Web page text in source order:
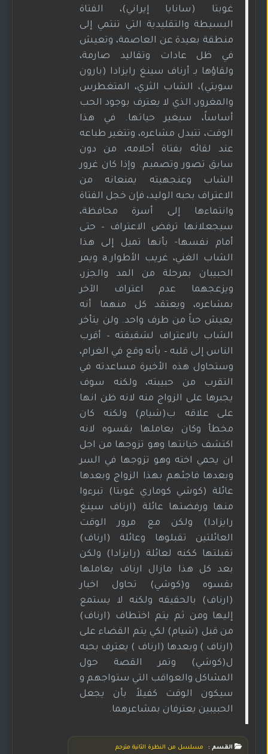
غوبتا (سانايا إيراني)، الفتاة
البسيطة والتقليدية التي تنتمي إلى
منطقة بعيدة عن العاصمة، وتعيش
في ظل عادات وتقاليد صارمة،
ولقاؤها بـ أرناف سينغ رايزادا (بارون
سوبتي)، الشاب الثري، المتغطرس
والمغرور، الذي لا يعترف بوجود الحب
أساساً، سيغير حياتها. في هذا
الوقت، تتبدل مشاعره، وتتغير طباعه
عند لقائه بفتاة أحلامه، من دون
سابق تصور وتصميم. وإذا كان غرور
الشاب وعنجهيته يمنعانه من
الاعتراف بحبه الوليد، فإن خجل الفتاة
وانتماءها إلى أسرة محافظة،
سيجعلانها ترفض الاعتراف – حتى
أمام نفسها- بأنها تميل إلى هذا
الشاب الغني، غريب الأطوار.a ويمر
الحبيبان بمرحلة من المد والجزر،
ويزعجهما عدم اعتراف الآخر
بمشاعره، ويعتقد كل منهما أنه
يعيش حباً من طرف واحد. ولن يتأخر
الشاب بالاعتراف لشقيقته – أقرب
الناس إلى قلبه – بأنه وقع في الغرام،
وستحاول هذه الأخيرة مساعدته في
التقرب من حبيبته، ولكنه سوف
يجبرها على الزواج منه لانه ظن انها
على علاقه ب(شيام) ولكنه كان
مخطأ وكان يعاملها بقسوه لانه
اكتشف خيانتها وهو تزوجها من اجل
ان يحمي اخته وهو تزوجها في السر
وبعدها فاجئهم بهذا الزواج وبعدها
عائلة (كوشي كوماري غوبتا) تبرءوا
منها ورفضتها عائلة (ارناف سينغ
رايزادا) ولكن مع مرور الوقت
العائلتين تقبلوها وعائلة (ارناف)
تقبلتها ككنه لعائلة (رايزادا) ولكن
بعد كل هذا مازال ارناف يعاملها
بقسوه و(كوشي) تحاول اخبار
(ارناف) بالحقيقه ولكنه لا يستمع
إليها ومن ثم يتم اختطاف (ارناف)
من قبل (شيام) لكي يتم القضاء على
(ارناف ) وبعدها (ارناف ) يعترف بحبه
ل(كوشي) وتمر القصة حول
المشاكل والعواقب التي ستواجهم و
سيكون الوقت كفيلاً بأن يجعل
الحبيبين يعترفان بمشاعرهما.
القسم : مسلسل من النظرة الثانية مترجم